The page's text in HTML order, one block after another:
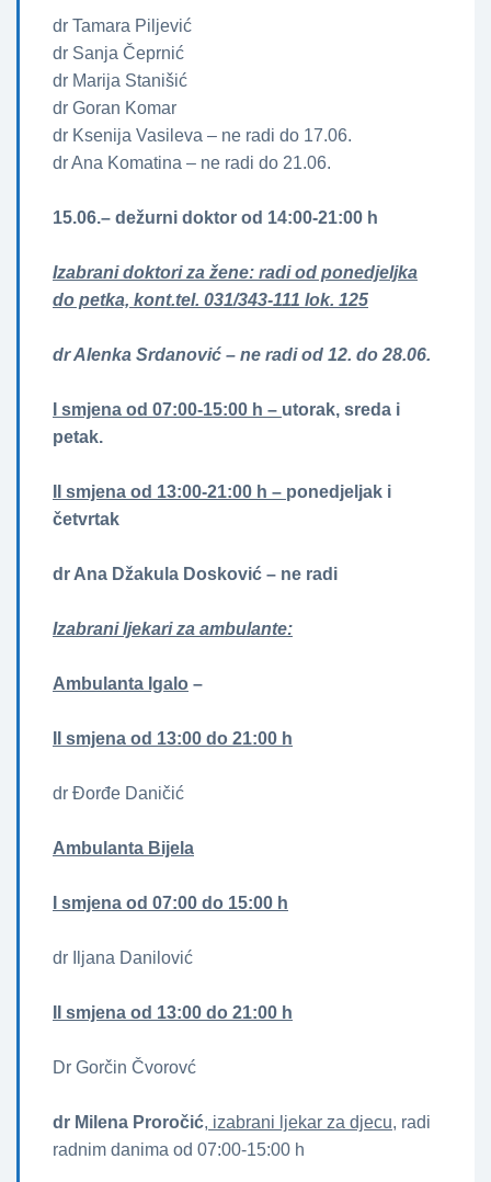
dr Tamara Piljević
dr Sanja Čeprnić
dr Marija Stanišić
dr Goran Komar
dr Ksenija Vasileva – ne radi do 17.06.
dr Ana Komatina – ne radi do 21.06.
15.06.– dežurni doktor od 14:00-21:00 h
Izabrani doktori za žene­­: radi od ponedjeljka
do petka, kont.tel. 031/343-111 lok. 125
dr Alenka Srdanović – ne radi od 12. do 28.06.
I smjena od 07:00-15:00 h – utorak, sreda i
petak.
II smjena od 13:00-21:00 h – ponedjeljak i
četvrtak
dr Ana Džakula Dosković – ne radi
Izabrani ljekari za ambulante:
Ambulanta Igalo –
II smjena od 13:00 do 21:00 h
dr Đorđe Daničić
Ambulanta Bijela
I smjena od 07:00 do 15:00 h
dr Iljana Danilović
II smjena od 13:00 do 21:00 h
Dr Gorčin Čvorovć
dr Milena Proročić, izabrani ljekar za djecu, radi
radnim danima od 07:00-15:00 h